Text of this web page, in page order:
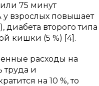
75 минут
взрослых повышает
диабета второго типа
кишки (5 %) [4].
расходы на
труда и
на 10 %, то